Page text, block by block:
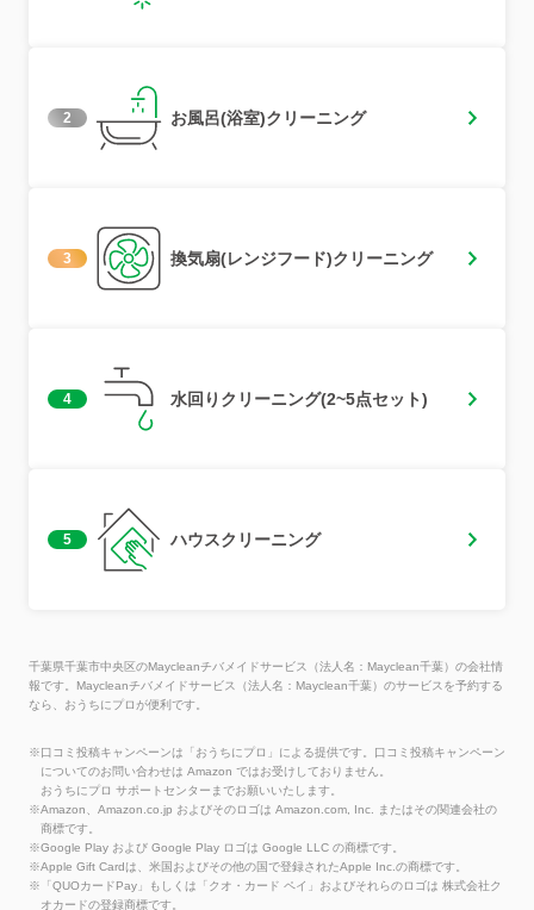
2 お風呂(浴室)クリーニング
3 換気扇(レンジフード)クリーニング
4 水回りクリーニング(2~5点セット)
5 ハウスクリーニング
千葉県千葉市中央区のMaycleanチバメイドサービス（法人名：Mayclean千葉）の会社情
報です。Maycleanチバメイドサービス（法人名：Mayclean千葉）のサービスを予約する
なら、おうちにプロが便利です。
※口コミ投稿キャンペーンは「おうちにプロ」による提供です。口コミ投稿キャンペーン
についてのお問い合わせは Amazon ではお受けしておりません。
おうちにプロ サポートセンターまでお願いいたします。
※Amazon、Amazon.co.jp およびそのロゴは Amazon.com, Inc. またはその関連会社の
商標です。
※Google Play および Google Play ロゴは Google LLC の商標です。
※Apple Gift Cardは、米国およびその他の国で登録されたApple Inc.の商標です。
※「QUOカードPay」もしくは「クオ・カード ペイ」およびそれらのロゴは 株式会社ク
オカードの登録商標です。